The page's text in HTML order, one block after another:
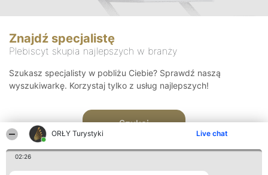
ORŁY Turystyki Live chat
02:26
Znajdź specjalistę
Plebiscyt skupia najlepszych w branży
Szukasz specjalisty w pobliżu Ciebie? Sprawdź naszą
wyszukiwarkę. Korzystaj tylko z usług najlepszych!
Szukaj